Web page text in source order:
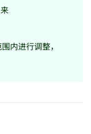
内进行调整，